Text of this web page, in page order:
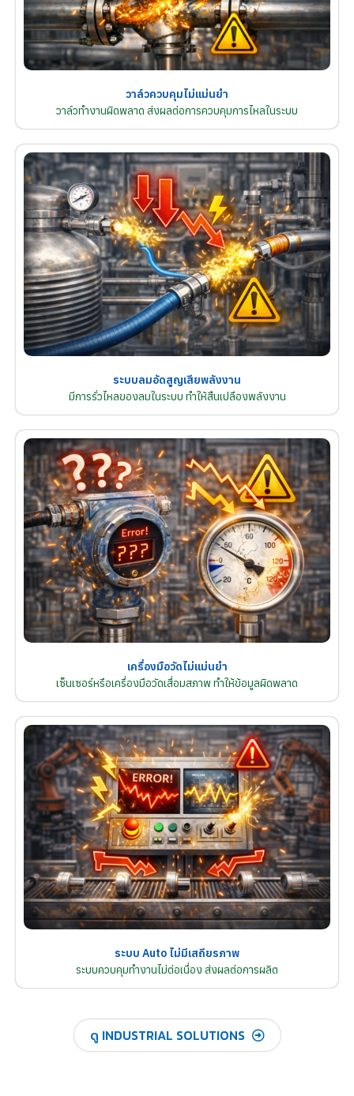
วาล์วควบคุมไม่แม่นยำ
วาล์วทำงานผิดพลาด ส่งผลต่อการควบคุมการไหลในระบบ
ระบบลมอัดสูญเสียพลังงาน
มีการรั่วไหลของลมในระบบ ทำให้สิ้นเปลืองพลังงาน
เครื่องมือวัดไม่แม่นยำ
เซ็นเซอร์หรือเครื่องมือวัดเสื่อมสภาพ ทำให้ข้อมูลผิดพลาด
ระบบ Auto ไม่มีเสถียรภาพ
ระบบควบคุมทำงานไม่ต่อเนื่อง ส่งผลต่อการผลิต
ดู INDUSTRIAL SOLUTIONS